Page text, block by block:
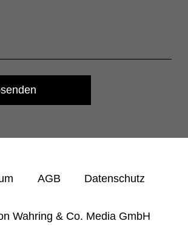
AGB Datenschutz
Wahring & Co. Media GmbH